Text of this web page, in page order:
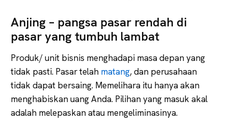
Anjing – pangsa pasar rendah di
pasar yang tumbuh lambat
Produk/ unit bisnis menghadapi masa depan yang
tidak pasti. Pasar telah matang, dan perusahaan
tidak dapat bersaing. Memelihara itu hanya akan
menghabiskan uang Anda. Pilihan yang masuk akal
adalah melepaskan atau mengeliminasinya.